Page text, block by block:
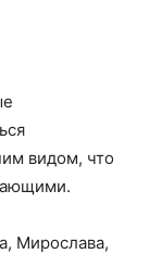
видом, что
Мирослава,